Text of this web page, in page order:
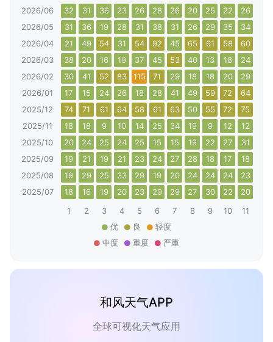
2026/06 32 31 36 23 26 28 26 20 25 22 26
2026/05
31 36 19 28 31 38 31 26 29 35 34
2026/04
21 49 54 31 54 92 45 65 61 58 60
2026/03
38 20 16 19 37 45 53 40 13 18 24
2026/02
30 41 52 83 115 71 29 18 18 20 29
2026/01
17 15 24 26 18 28 41 49 59 72 64
2025/12
74 71 61 64 58 61 63 50 55 72 75
2025/11
18 18 9 10 14 25 34 19 9 12 12
2025/10
20 24 25 24 25 15 15 19 22 27 31
2025/09
19 21 19 21 23 24 27 28 18 17 18
2025/08
19 29 25 33 29 19 20 24 24 24 23
2025/07
18 16 19 20 23 29 29 27 30 22 20
1
2 3 4 5 6 7 8 9 10 11
优
良
轻度
中度
重度 严重
和风天气APP
全球可视化天气应用